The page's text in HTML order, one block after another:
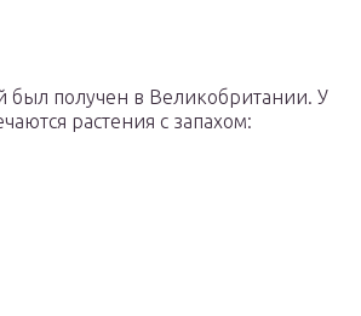
получен в Великобритании. У
растения с запахом: